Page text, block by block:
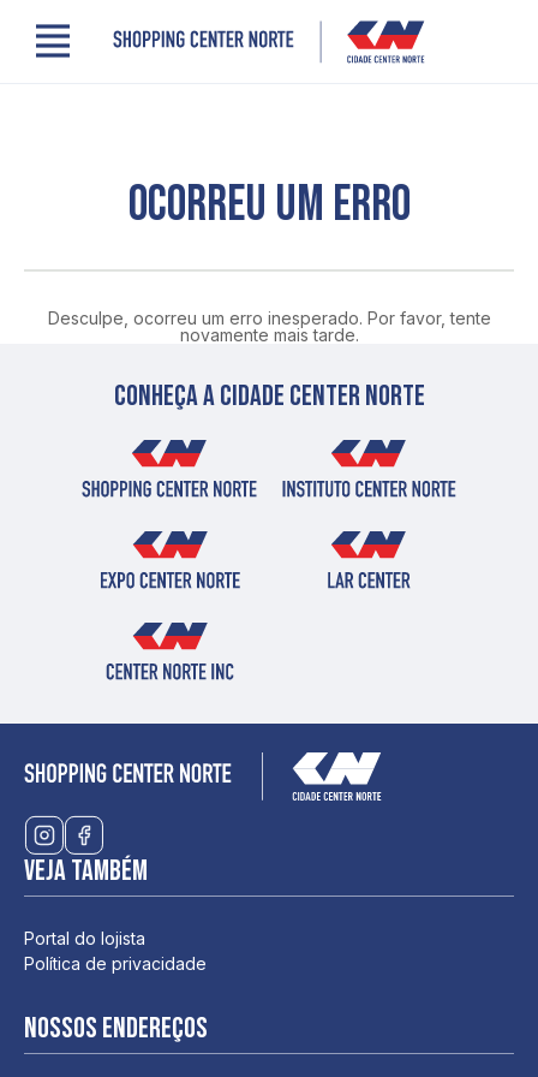
Menu
Comodidades
Clube de Benefícios
Novidades
Quem somos
Localização
OCORREU UM ERRO
Desculpe, ocorreu um erro inesperado. Por favor, tente
novamente mais tarde.
Conheça a cidade center norte
Veja também
Portal do lojista
Política de privacidade
Nossos endereços